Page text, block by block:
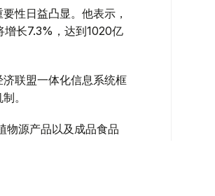
性日益凸显。他表示，
长7.3%，达到1020亿
联盟一体化信息系统框
。
物源产品以及成品食品